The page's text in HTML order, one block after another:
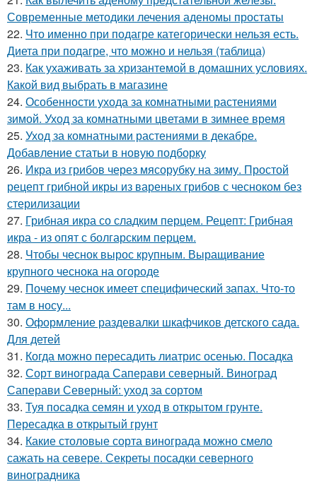
Современные методики лечения аденомы простаты
22. Что именно при подагре категорически нельзя есть.
Диета при подагре, что можно и нельзя (таблица)
23. Как ухаживать за хризантемой в домашних условиях.
Какой вид выбрать в магазине
24. Особенности ухода за комнатными растениями
зимой. Уход за комнатными цветами в зимнее время
25. Уход за комнатными растениями в декабре.
Добавление статьи в новую подборку
26. Икра из грибов через мясорубку на зиму. Простой
рецепт грибной икры из вареных грибов с чесноком без
стерилизации
27. Грибная икра со сладким перцем. Рецепт: Грибная
икра - из опят с болгарским перцем.
28. Чтобы чеснок вырос крупным. Выращивание
крупного чеснока на огороде
29. Почему чеснок имеет специфический запах. Что-то
там в носу...
30. Оформление раздевалки шкафчиков детского сада.
Для детей
31. Когда можно пересадить лиатрис осенью. Посадка
32. Сорт винограда Саперави северный. Виноград
Саперави Северный: уход за сортом
33. Туя посадка семян и уход в открытом грунте.
Пересадка в открытый грунт
34. Какие столовые сорта винограда можно смело
сажать на севере. Секреты посадки северного
виноградника